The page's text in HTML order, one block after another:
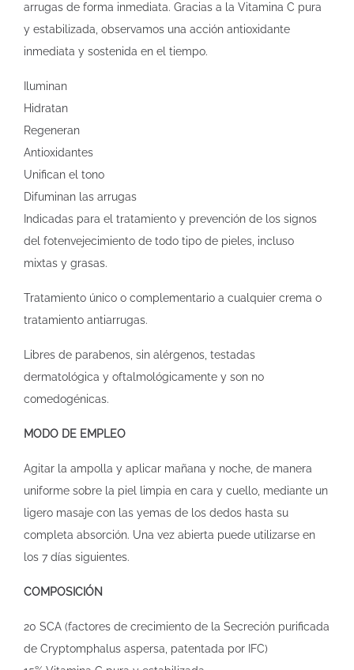
arrugas de forma inmediata. Gracias a la Vitamina C pura
y estabilizada, observamos una acción antioxidante
inmediata y sostenida en el tiempo.
Iluminan
Hidratan
Regeneran
Antioxidantes
Unifican el tono
Difuminan las arrugas
Indicadas para el tratamiento y prevención de los signos
del fotenvejecimiento de todo tipo de pieles, incluso
mixtas y grasas.
Tratamiento único o complementario a cualquier crema o
tratamiento antiarrugas.
Libres de parabenos, sin alérgenos, testadas
dermatológica y oftalmológicamente y son no
comedogénicas.
MODO DE EMPLEO
Agitar la ampolla y aplicar mañana y noche, de manera
uniforme sobre la piel limpia en cara y cuello, mediante un
ligero masaje con las yemas de los dedos hasta su
completa absorción. Una vez abierta puede utilizarse en
los 7 días siguientes.
COMPOSICIÓN
20 SCA (factores de crecimiento de la Secreción purificada
de Cryptomphalus aspersa, patentada por IFC)